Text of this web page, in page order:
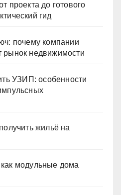
проекта до готового
гид
почему компании
рынок недвижимости
УЗИП: особенности
жильё на
модульные дома